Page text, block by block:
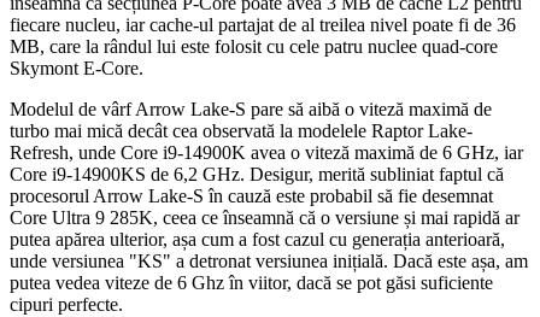
fiecare nucleu, iar cache-ul partajat de al treilea nivel poate fi de 36
MB, care la rândul lui este folosit cu cele patru nuclee quad-core
Skymont E-Core.
Modelul de vârf Arrow Lake-S pare să aibă o viteză maximă de
turbo mai mică decât cea observată la modelele Raptor Lake-
Refresh, unde Core i9-14900K avea o viteză maximă de 6 GHz, iar
Core i9-14900KS de 6,2 GHz. Desigur, merită subliniat faptul că
procesorul Arrow Lake-S în cauză este probabil să fie desemnat
Core Ultra 9 285K, ceea ce înseamnă că o versiune și mai rapidă ar
putea apărea ulterior, așa cum a fost cazul cu generația anterioară,
unde versiunea "KS" a detronat versiunea inițială. Dacă este așa, am
putea vedea viteze de 6 Ghz în viitor, dacă se pot găsi suficiente
cipuri perfecte.